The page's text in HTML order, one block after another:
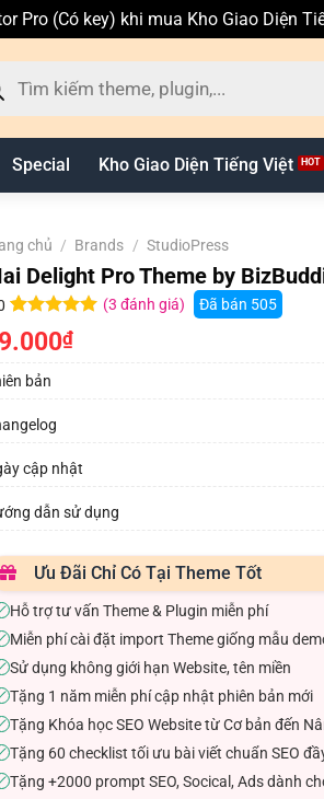
Pro (Có key) khi mua Kho Giao Diện
Special Kho Giao Diện Tiếng Việt
chủ / Brands / StudioPress
Delight Pro Theme by
5.0 trên 5
dựa trên
(3 đánh giá) Đã bán 505
₫
bản
cập nhật
dẫn sử dụng
Ưu Đãi Chỉ Có Tại Theme Tốt
Hỗ trợ tư vấn Theme & Plugin miễn phí
Miễn phí cài đặt import Theme giống mẫu
Sử dụng không giới hạn Website, tên miền
Tặng 1 năm miễn phí cập nhật phiên bản mới
Tặng Khóa học SEO Website từ Cơ bản đến
Tặng 60 checklist tối ưu bài viết chuẩn SEO
Tặng +2000 prompt SEO, Socical, Ads dành